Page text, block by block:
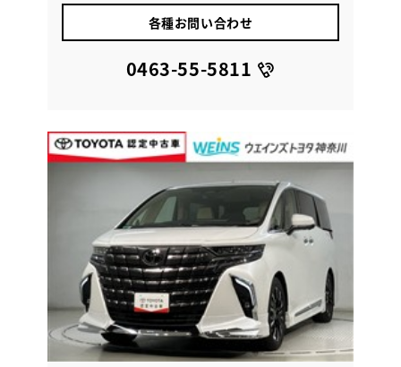
各種お問い合わせ
0463-55-5811